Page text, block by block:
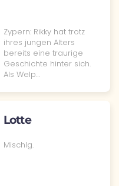
Zypern: Rikky hat trotz
ihres jungen Alters
bereits eine traurige
Geschichte hinter sich.
Als Welp…
Lotte
Mischlg.